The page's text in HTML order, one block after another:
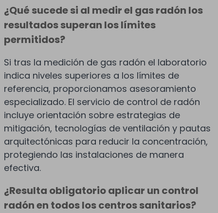
¿Qué sucede si al medir el gas radón los
resultados superan los límites
permitidos?
Si tras la medición de gas radón el laboratorio
indica niveles superiores a los límites de
referencia, proporcionamos asesoramiento
especializado. El servicio de control de radón
incluye orientación sobre estrategias de
mitigación, tecnologías de ventilación y pautas
arquitectónicas para reducir la concentración,
protegiendo las instalaciones de manera
efectiva.
¿Resulta obligatorio aplicar un control
radón en todos los centros sanitarios?